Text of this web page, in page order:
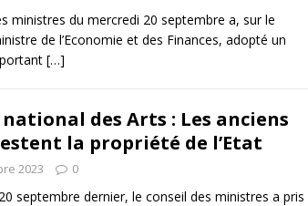
ministres du mercredi 20 septembre a, sur le
de l’Economie et des Finances, adopté un
[…]
des Arts : Les anciens
la propriété de l’Etat
2023 0
septembre dernier, le conseil des ministres a pris